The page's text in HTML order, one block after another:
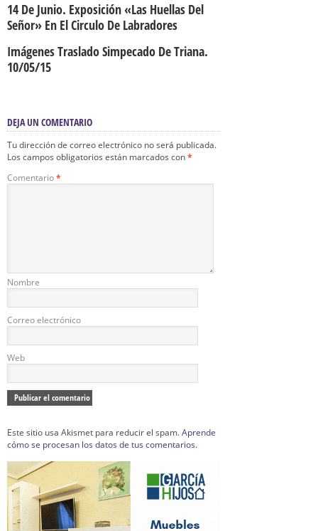
14 De Junio. Exposición «Las Huellas Del
Señor» En El Circulo De Labradores
Imágenes Traslado Simpecado De Triana.
10/05/15
DEJA UN COMENTARIO
Tu dirección de correo electrónico no será publicada.
Los campos obligatorios están marcados con*
Comentario*
Nombre
Correo electrónico
Web
Este sitio usa Akismet para reducir el spam.Aprende
cómo se procesan los datos de tus comentarios.